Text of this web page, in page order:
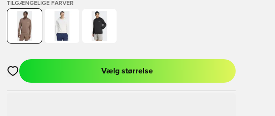
TILGÆNGELIGE FARVER
Åbner en Modal til at logge ind eller tilmelde dig som medlem
Vælg størrelse